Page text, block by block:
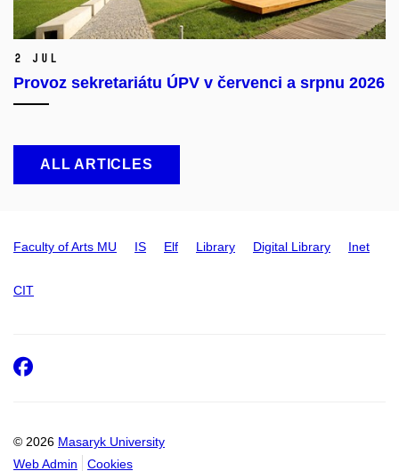
2 Jul
Provoz sekretariátu ÚPV v červenci a srpnu 2026
ALL ARTICLES
Faculty of Arts MU IS Elf Library Digital Library Inet
CIT
© 2026 Masaryk University
Web Admin
Cookies
Facebook